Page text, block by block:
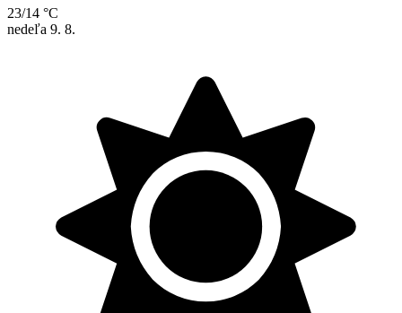
23/14 °C
nedeľa 9. 8.